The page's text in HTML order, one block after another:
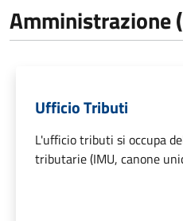
Amministrazione
Ufficio Tributi
L'ufficio tributi si occupa
tributarie (IMU, canone